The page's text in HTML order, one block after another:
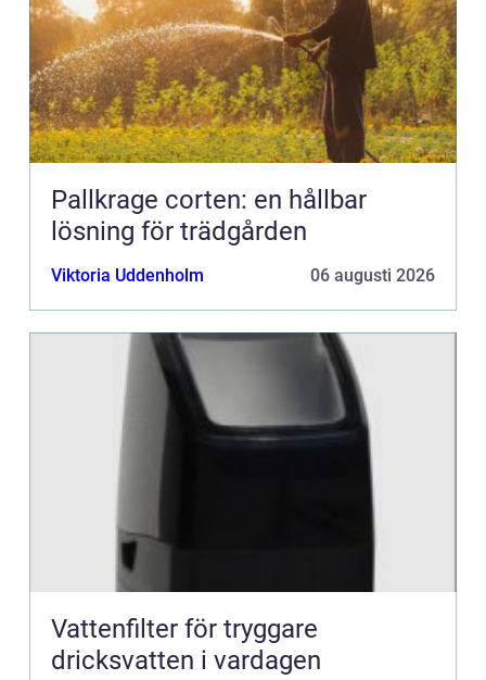
Pallkrage corten: en hållbar
lösning för trädgården
Viktoria Uddenholm 06 augusti 2026
Vattenfilter för tryggare
dricksvatten i vardagen